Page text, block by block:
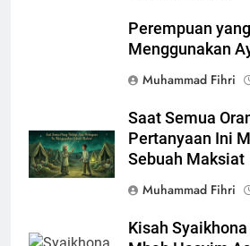
Perempuan
Menggunakan
Muhammad Fihri
Saat Semua
Pertanyaan Ini
Sebuah Maksiat
Muhammad Fihri
Kisah